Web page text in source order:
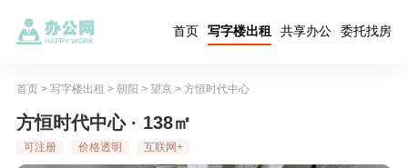
首页 写字楼出租 共享办公 委托找房
首页> 写字楼出租 > 朝阳 > 望京> 方恒时代中心
方恒时代中心 · 138㎡
可注册 价格透明 互联网+